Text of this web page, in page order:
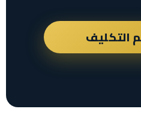
التكليف